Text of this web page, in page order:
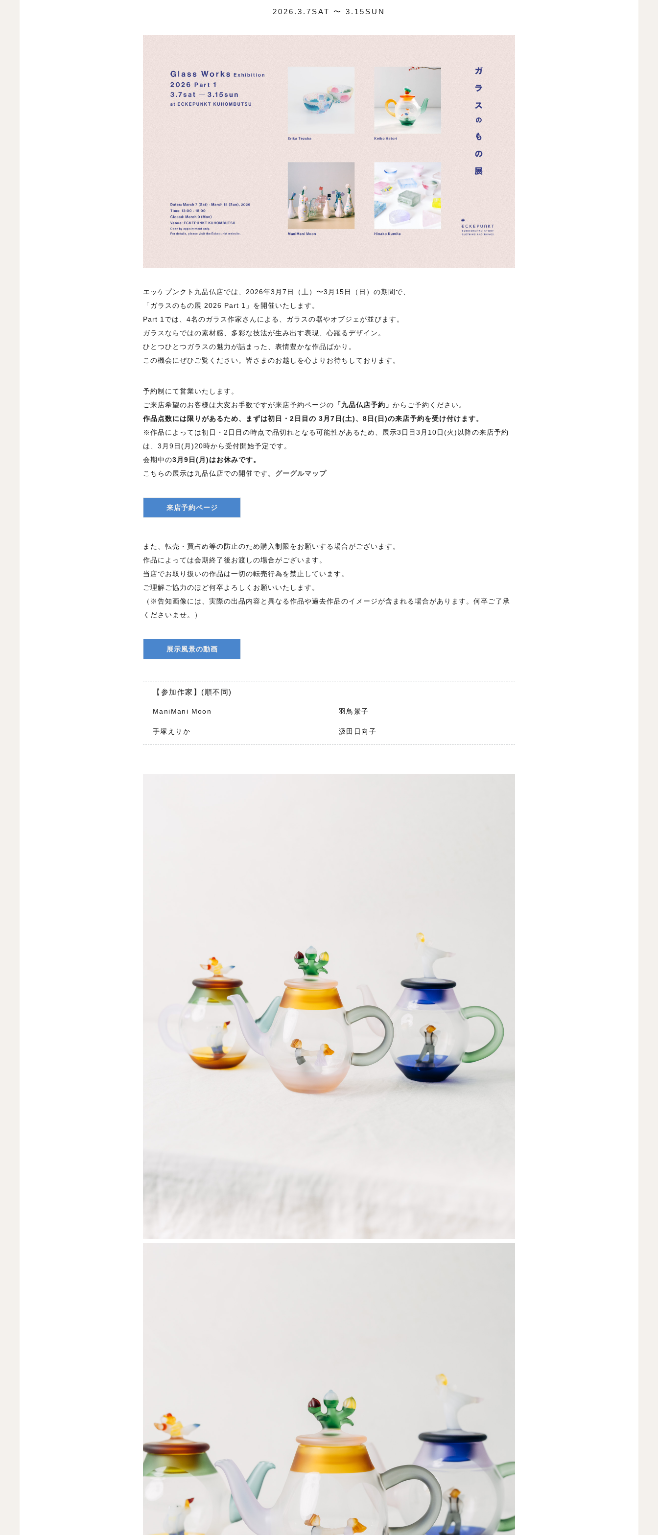
2026.3.7SAT 〜 3.15SUN
エッケプンクト九品仏店では、2026年3月7日（土）〜3月15日（日）の期間で、
「ガラスのもの展 2026 Part 1」を開催いたします。
Part 1では、4名のガラス作家さんによる、ガラスの器やオブジェが並びます。
ガラスならではの素材感、多彩な技法が生み出す表現、心躍るデザイン。
ひとつひとつガラスの魅力が詰まった、表情豊かな作品ばかり。
この機会にぜひご覧ください。皆さまのお越しを心よりお待ちしております。
予約制にて営業いたします。
ご来店希望のお客様は大変お手数ですが来店予約ページの 「九品仏店予約」 からご予約ください。
作品点数には限りがあるため、まずは初日・2日目の 3月7日(土)、8日(日)の来店予約を受け付けます。
※作品によっては初日・2日目の時点で品切れとなる可能性があるため、展示3日目3月10日(火)以降の来店予約
は、3月9日(月)20時から受付開始予定です。
会期中の3月9日(月)はお休みです。
こちらの展示は九品仏店での開催です。 グーグルマップ
来店予約ページ
また、転売・買占め等の防止のため購入制限をお願いする場合がございます。
作品によっては会期終了後お渡しの場合がございます。
当店でお取り扱いの作品は一切の転売行為を禁止しています。
ご理解ご協力のほど何卒よろしくお願いいたします。
（※告知画像には、実際の出品内容と異なる作品や過去作品のイメージが含まれる場合があります。何卒ご了承
くださいませ。）
展示風景の動画
【参加作家】(順不同)
ManiMani Moon 羽鳥景子
手塚えりか 汲田日向子